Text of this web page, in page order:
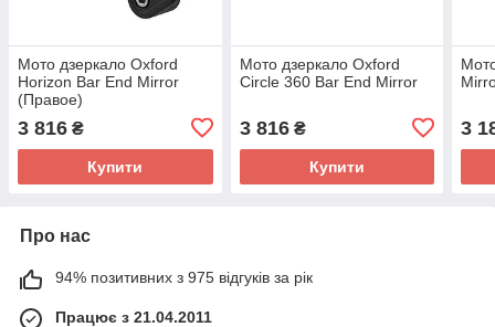
Мото дзеркало Oxford
Horizon Bar End Mirror
(Правое)
3 816 ₴
Купити
Мото дзеркало Oxford
Circle 360 Bar End Mirror
3 816₴
Купити
3
Про нас
94% позитивних з 975 відгуків за рік
Працює з 21.04.2011